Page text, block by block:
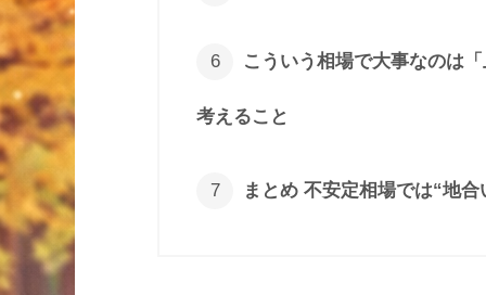
こういう相場で大事なのは
考えること
まとめ 不安定相場では“地